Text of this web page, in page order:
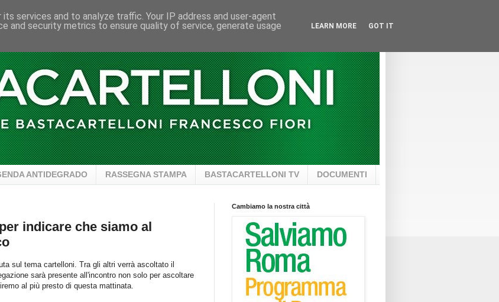
ANTIDEGRADO RASSEGNA STAMPA BASTACARTELLONI TV DOCUMENTI
indicare che siamo al
sul tema cartelloni. Tra gli altri verrà ascoltato il
sarà presente all'incontro non solo per ascoltare
al più presto di questa mattinata.
Cambiamo la nostra città
services and to analyze traffic. Your IP address and user-agent
and security metrics to ensure quality of service, generate usage
LEARN MORE GOT IT